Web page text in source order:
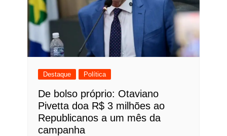
Destaque Política
De bolso próprio: Otaviano
Pivetta doa R$ 3 milhões ao
Republicanos a um mês da
campanha